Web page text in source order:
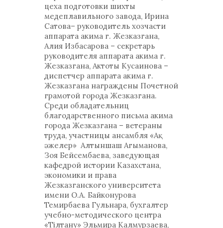
цеха подготовки шихты
медеплавильного завода, Ирина
Сатова– руководитель хозчасти
аппарата акима г. Жезказгана,
Алия Избасарова – секретарь
руководителя аппарата акима г.
Жезказгана, Актоты Кусаинова –
диспетчер аппарата акима г.
Жезказгана награждены Почетной
грамотой города Жезказгана.
Среди обладательниц
благодарственного письма акима
города Жезказгана – ветераны
труда, участницы ансамбля «Ақ
әжелер» Алтыншаш Агыманова,
Зоя Бейсембаева, заведующая
кафедрой истории Казахстана,
экономики и права
Жезказганского университета
имени О.А. Байконурова
Темирбаева Гульнара, бухгалтер
учебно-методического центра
«Тілтану» Эльмира Калмурзаева,